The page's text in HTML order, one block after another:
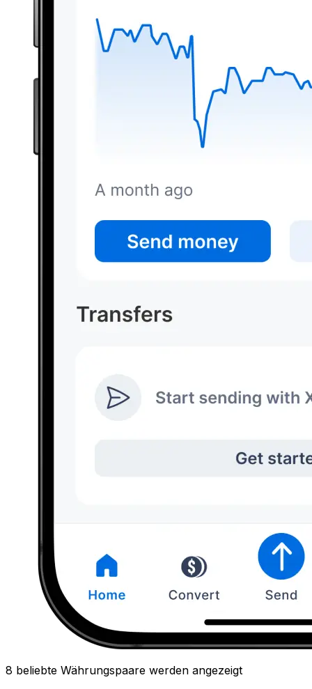
8 beliebte Währungspaare werden angezeigt